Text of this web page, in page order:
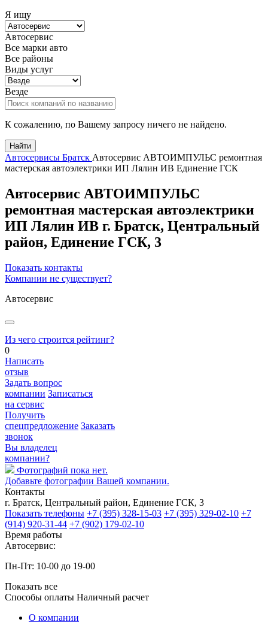
Я ищу
Автосервис
Все марки авто
Все районы
Виды услуг
Везде
К сожалению, по Вашему запросу ничего не найдено.
Найти
Автосервисы Братск Автосервис АВТОИМПУЛЬС ремонтная
мастерская автоэлектрики ИП Лялин ИВ Единение ГСК
Автосервис АВТОИМПУЛЬС
ремонтная мастерская автоэлектрики
ИП Лялин ИВ г. Братск, Центральный
район, Единение ГСК, 3
Показать контакты
Компании не существует?
Автосервис
Из чего строится рейтинг?
0
Написать
отзыв
Задать вопрос
компании Записаться
на сервис
Получить
спецпредложение Заказать
звонок
Вы владелец
компании?
Фотографий пока нет.
Добавьте фотографии Вашей компании.
Контакты
г. Братск, Центральный район, Единение ГСК, 3
Показать телефоны +7 (395) 328-15-03 +7 (395) 329-02-10 +7
(914) 920-31-44 +7 (902) 179-02-10
Время работы
Автосервис:
Пн-Пт: 10-00 до 19-00
Показать все
Способы оплаты Наличный расчет
О компании